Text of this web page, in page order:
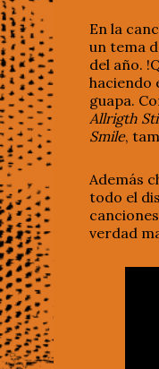
En la
un tema
del año.
haciendo
guapa.
Allrigth
Smile,
Además
todo el
verdad